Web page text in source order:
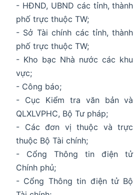
- HĐND, UBND các tỉnh, thành
phố trực thuộc TW;
- Sở Tài chính các tỉnh, thành
phố trực thuộc TW;
- Kho bạc Nhà nước các khu
vực;
- Công báo;
- Cục Kiểm tra văn bản và
QLXLVPHC, Bộ Tư pháp;
- Các đơn vị thuộc và trực
thuộc Bộ Tài chính;
- Cổng Thông tin điện tử
Chính phủ;
- Cổng Thông tin điện tử Bộ